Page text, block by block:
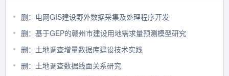
删：电网GIS建设野外数据采集及处理程序开发
删：基于GEP的赣州市建设用地需求量预测模型研究
删：土地调查增量数据库建设技术实践
删：土地调查数据线面关系研究